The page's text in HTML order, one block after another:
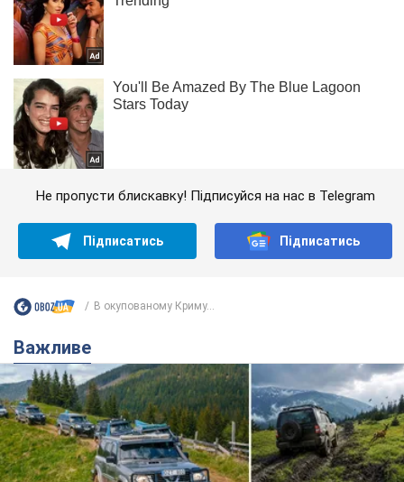
Не пропусти блискавку! Підписуйся на нас в Telegram
Підписатись Підписатись
В окупованому Криму...
Важливе